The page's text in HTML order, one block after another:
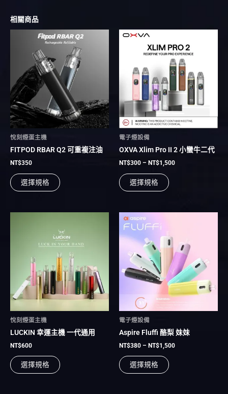
相關商品
悅刻煙蛋主機
FITPOD RBAR Q2 可重複注油
NT$350
選擇規格
此
產
有
多
種
款
式。
可
在
品
選
電子煙設備
OXVA Xlim Pro II 2 小蠻牛二代
NT$300 – NT$1,500
範
圍：
NT$300
到
NT$1,500
選擇規格
產
品
有
多
式。
可
在
品
頁
選
悅刻煙蛋主機
LUCKIN 幸運主機 一代通用
NT$600
選擇規格
品
有
多
種
款
式。
可
在
品
選
電子煙設備
Aspire Fluffi 酪梨 妹妹
NT$380 – NT$1,500
NT$380
NT$1,500
選擇規格
品
有
多
種
款
式。
可
在
品
頁
選